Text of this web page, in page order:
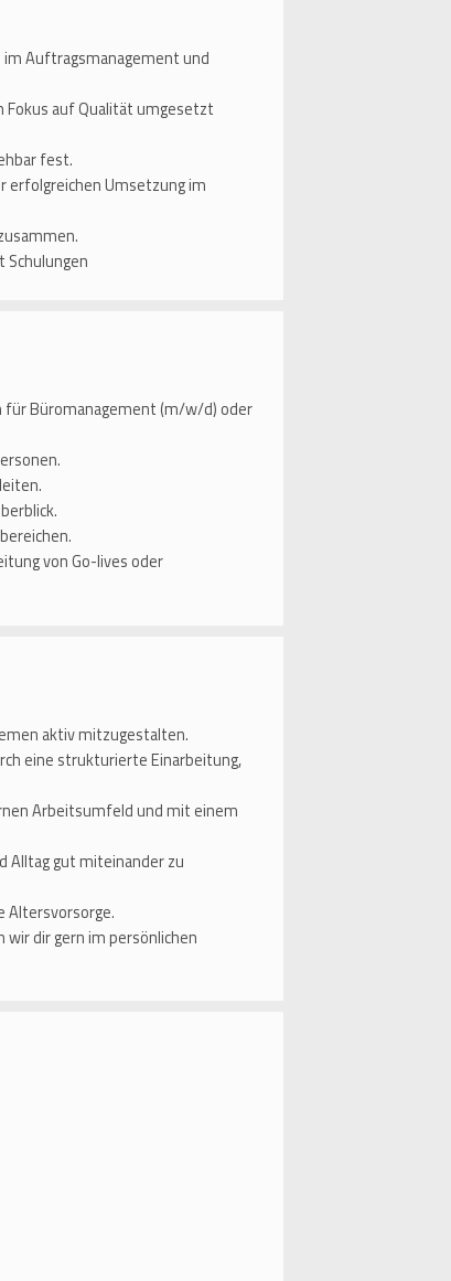
Auftragsmanagement und
auf Qualität umgesetzt
fest.
erfolgreichen Umsetzung im
für Büromanagement (m/w/d) oder
von Go-lives oder
aktiv mitzugestalten.
eine strukturierte Einarbeitung,
Arbeitsumfeld und mit einem
Alltag gut miteinander zu
Altersvorsorge.
dir gern im persönlichen